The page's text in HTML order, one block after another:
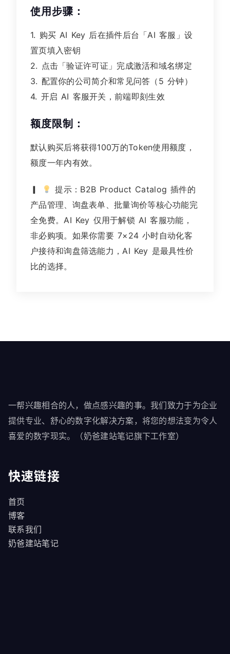
使用步骤：
1. 购买 AI Key 后在插件后台「AI 客服」设
置页填入密钥
2. 点击「验证许可证」完成激活和域名绑定
3. 配置你的公司简介和常见问答（5 分钟）
4. 开启 AI 客服开关，前端即刻生效
额度限制：
默认购买后将获得100万的Token使用额度，
额度一年内有效。
▎
提示：B2B Product Catalog 插件的
产品管理、询盘表单、批量询价等核心功能完
全免费。AI Key 仅用于解锁 AI 客服功能，
非必购项。如果你需要 7×24 小时自动化客
户接待和询盘筛选能力，AI Key 是最具性价
比的选择。
一帮兴趣相合的人，做点感兴趣的事。我们致力于为企业
提供专业、舒心的数字化解决方案，将您的想法变为令人
喜爱的数字现实。（奶爸建站笔记旗下工作室）
快速链接
首页
博客
联系我们
奶爸建站笔记